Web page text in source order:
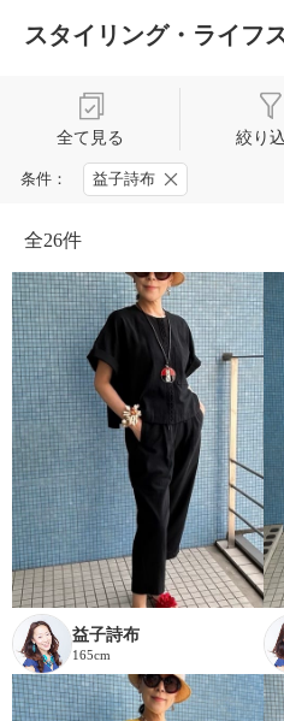
スタイリング・ライフ
全て見る 絞り
条件： 益子詩布
全26件
益子詩布
165cm